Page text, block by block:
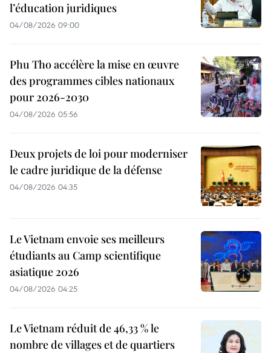
l’éducation juridiques
04/08/2026 09:00
Phu Tho accélère la mise en œuvre
des programmes cibles nationaux
pour 2026-2030
04/08/2026 05:56
Deux projets de loi pour moderniser
le cadre juridique de la défense
04/08/2026 04:35
Le Vietnam envoie ses meilleurs
étudiants au Camp scientifique
asiatique 2026
04/08/2026 04:25
Le Vietnam réduit de 46,33 % le
nombre de villages et de quartiers